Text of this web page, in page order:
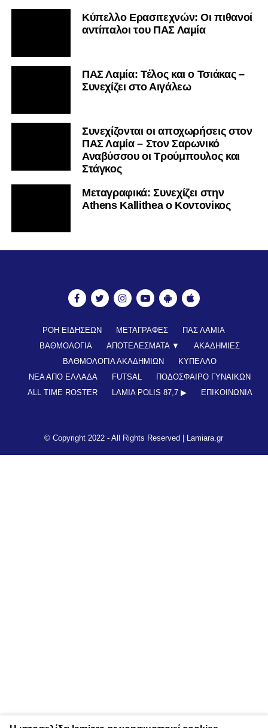
Κύπελλο Ερασιτεχνών: Οι πιθανοί
αντίπαλοι του ΠΑΣ Λαμία
ΠΑΣ Λαμία: Τέλος και ο Τσιάκας –
Συνεχίζει στο Αιγάλεω
Συνεχίζονται οι αποχωρήσεις στον
ΠΑΣ Λαμία – Στον Σαρωνικό
Αναβύσσου οι Τρούμπουλος και
Στάγκος
Mεταγραφικά: Συνεχίζει στην
Athens Kallithea ο Κοντονίκος
ΡΟΗ ΕΙΔΗΣΕΩΝ ΜΕΤΑΓΡΑΦΕΣ
ΠΑΣ ΛΑΜΙΑ
ΒΑΘΜΟΛΟΓΙΑ
ΑΠΟΤΕΛΕΣΜΑΤΑ ▼
ΑΚΑΔΗΜΙΕΣ
ΒΑΘΜΟΛΟΓΙΑ ΑΚΑΔΗΜΙΩΝ
ΚΥΠΕΛΛΟ
ΝΕΑ ΑΠΟ ΕΛΛΑΔΑ
FUTSAL
ΠΟΔΟΣΦΑΙΡΟ ΓΥΝΑΙΚΩΝ
ALL TIME ROSTER
LAMIA POLIS 87,7 ▶︎ ΕΠΙΚΟΙΝΩΝΊΑ
© Copyright 2022 - All Rights Reserved | Lamiara.gr